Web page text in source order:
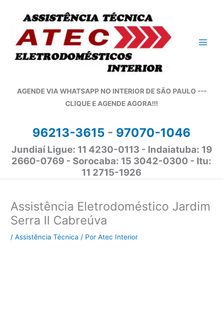
conteúdo
AGENDE VIA WHATSAPP NO INTERIOR DE SÃO PAULO ---
CLIQUE E AGENDE AGORA!!!
96213-3615 - 97070-1046
Jundiaí Ligue: 11 4230-0113 - Indaiatuba: 19
2660-0769 - Sorocaba: 15 3042-0300 - Itu:
11 2715-1926
Assistência Eletrodoméstico Jardim
Serra II Cabreúva
/Assistência Técnica / PorAtec Interior